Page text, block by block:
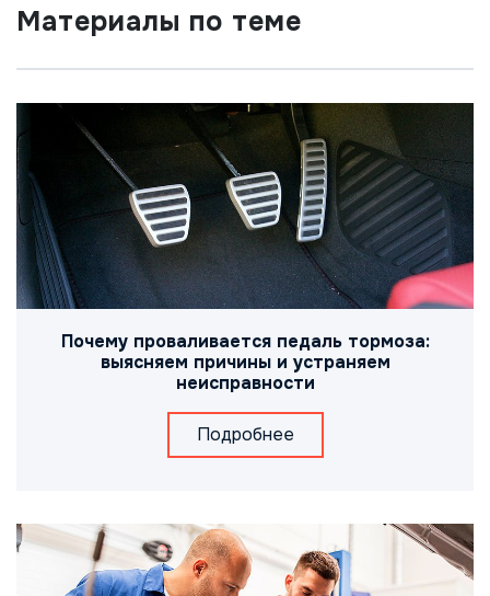
Материалы по теме
Почему проваливается педаль тормоза:
выясняем причины и устраняем
неисправности
Подробнее